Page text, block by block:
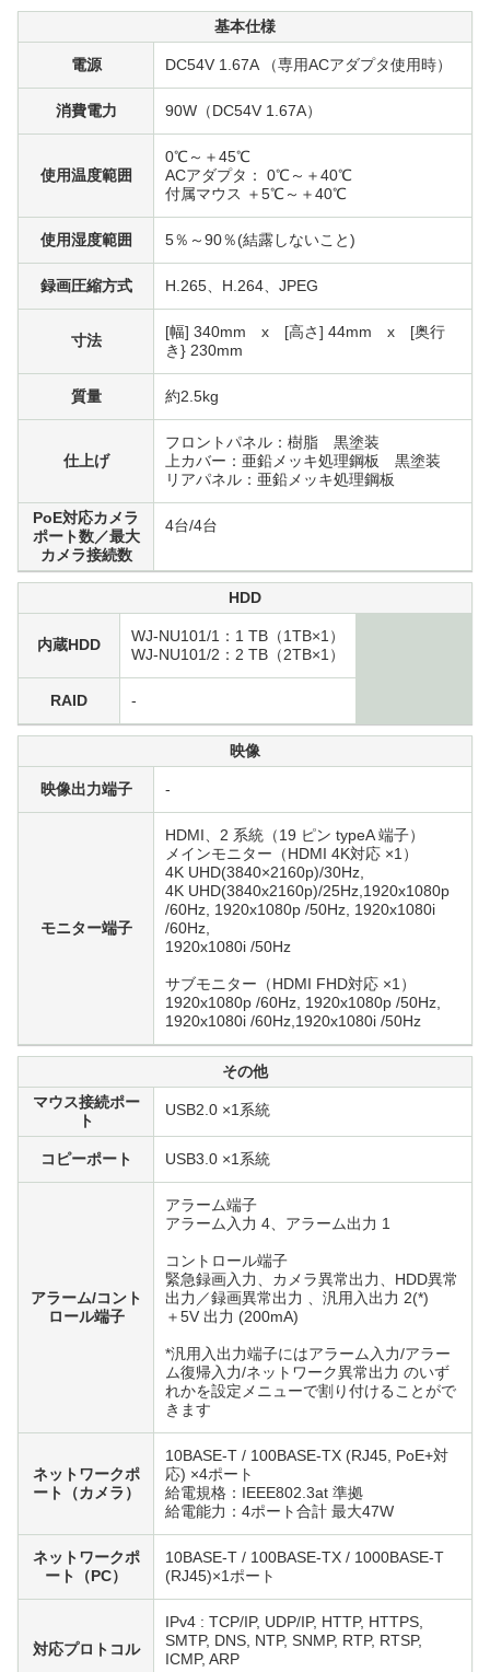
基本仕様
電源 DC54V 1.67A （専用ACアダプタ使用時）
消費電力 90W（DC54V 1.67A）
使用温度範囲
0℃～＋45℃
ACアダプタ： 0℃～＋40℃
付属マウス ＋5℃～＋40℃
使用湿度範囲 5％～90％(結露しないこと)
録画圧縮方式 H.265、H.264、JPEG
寸法
[幅] 340mm x [高さ] 44mm x [奥行
き} 230mm
質量 約2.5kg
仕上げ
フロントパネル：樹脂 黒塗装
上カバー：亜鉛メッキ処理鋼板 黒塗装
リアパネル：亜鉛メッキ処理鋼板
PoE対応カメラ
ポート数／最大
カメラ接続数
4台/4台
HDD
内蔵HDD
WJ-NU101/1：1 TB（1TB×1）
WJ-NU101/2：2 TB（2TB×1）
RAID -
映像
映像出力端子 -
モニター端子
HDMI、2 系統（19 ピン typeA 端子）
メインモニター（HDMI 4K対応 ×1）
4K UHD(3840×2160p)/30Hz,
4K UHD(3840x2160p)/25Hz,1920x1080p
/60Hz, 1920x1080p /50Hz, 1920x1080i
/60Hz,
1920x1080i /50Hz
サブモニター（HDMI FHD対応 ×1）
1920x1080p /60Hz, 1920x1080p /50Hz,
1920x1080i /60Hz,1920x1080i /50Hz
その他
マウス接続ポー
ト
USB2.0 ×1系統
コピーポート USB3.0 ×1系統
アラーム/コント
ロール端子
アラーム端子
アラーム入力 4、アラーム出力 1
コントロール端子
緊急録画入力、カメラ異常出力、HDD異常
出力／録画異常出力 、汎用入出力 2(*)
＋5V 出力 (200mA)
*汎用入出力端子にはアラーム入力/アラー
ム復帰入力/ネットワーク異常出力 のいず
れかを設定メニューで割り付けることがで
きます
ネットワークポ
ート（カメラ）
10BASE-T / 100BASE-TX (RJ45, PoE+対
応) ×4ポート
給電規格：IEEE802.3at 準拠
給電能力：4ポート合計 最大47W
ネットワークポ
ート（PC）
10BASE-T / 100BASE-TX / 1000BASE-T
(RJ45)×1ポート
対応プロトコル
IPv4 : TCP/IP, UDP/IP, HTTP, HTTPS,
SMTP, DNS, NTP, SNMP, RTP, RTSP,
ICMP, ARP